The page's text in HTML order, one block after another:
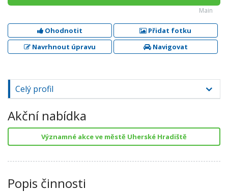
Main
Ohodnotit
Přidat fotku
Navrhnout úpravu
Navigovat
Celý profil
Akční nabídka
Významné akce ve městě Uherské Hradiště
Popis činnosti